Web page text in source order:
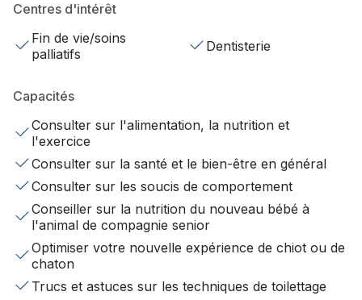
Centres d'intérêt
Fin de vie/soins
palliatifs
Dentisterie
Capacités
Consulter sur l'alimentation, la nutrition et
l'exercice
Consulter sur la santé et le bien-être en général
Consulter sur les soucis de comportement
Conseiller sur la nutrition du nouveau bébé à
l'animal de compagnie senior
Optimiser votre nouvelle expérience de chiot ou de
chaton
Trucs et astuces sur les techniques de toilettage